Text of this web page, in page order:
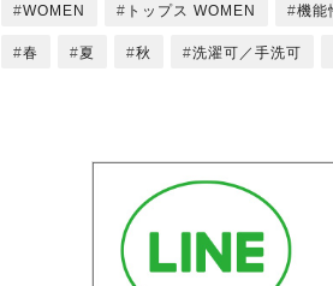
WOMEN トップス WOMEN 機能
春 夏 秋 洗濯可／手洗可